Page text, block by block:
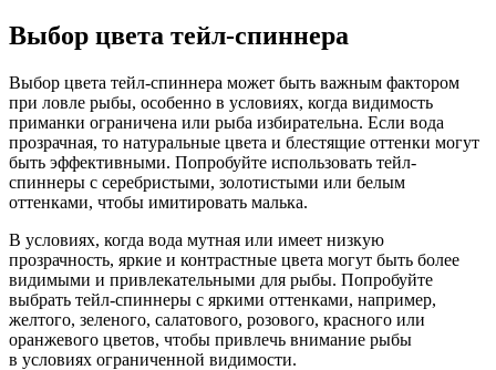
Выбор цвета тейл-спиннера
Выбор цвета тейл-спиннера может быть важным фактором
при ловле рыбы, особенно в условиях, когда видимость
приманки ограничена или рыба избирательна. Если вода
прозрачная, то натуральные цвета и блестящие оттенки могут
быть эффективными. Попробуйте использовать тейл-
спиннеры с серебристыми, золотистыми или белым
оттенками, чтобы имитировать малька.
В условиях, когда вода мутная или имеет низкую
прозрачность, яркие и контрастные цвета могут быть более
видимыми и привлекательными для рыбы. Попробуйте
выбрать тейл-спиннеры с яркими оттенками, например,
желтого, зеленого, салатового, розового, красного или
оранжевого цветов, чтобы привлечь внимание рыбы
в условиях ограниченной видимости.